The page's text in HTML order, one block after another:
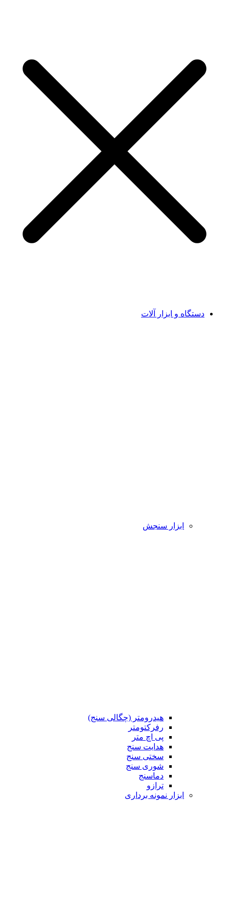
دستگاه و ابزار آلات
ابزار سنجش
هیدرومتر (چگالی سنج)
رفرکتومتر
پی اچ متر
هدایت سنج
سختی سنج
شوری سنج
دماسنج
ترازو
ابزار نمونه برداری